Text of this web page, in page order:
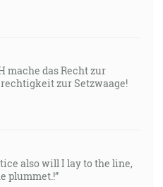
mache das Recht zur
zur Setzwaage!
also will I lay to the line,
plummet.!”